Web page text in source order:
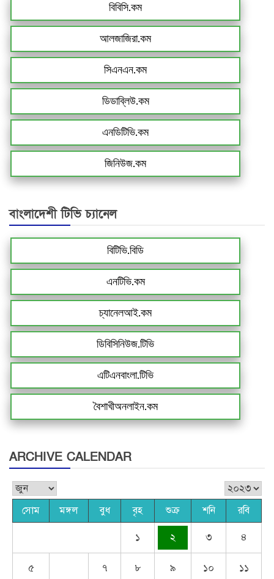
বিবিসি.কম
আলজাজিরা.কম
সিএনএন.কম
ডিডাব্লিউ.কম
এনডিটিভি.কম
জিনিউজ.কম
বাংলাদেশী টিভি চ্যানেল
বিটিভি.বিডি
এনটিভি.কম
চ্যানেলআই.কম
ডিবিসিনিউজ.টিভি
এটিএনবাংলা.টিভি
বৈশাখীঅনলাইন.কম
ARCHIVE CALENDAR
সোম মঙ্গল বুধ বৃহ শুক্র শনি রবি
১ ২ ৩ ৪
৫ ৭ ৮ ৯ ১০ ১১